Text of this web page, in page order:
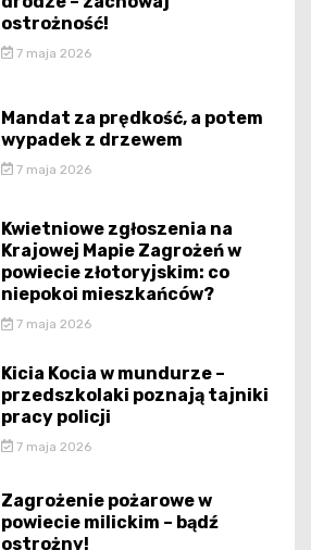
ostrożność!
7 maja 2026
Mandat za prędkość, a potem
wypadek z drzewem
7 maja 2026
Kwietniowe zgłoszenia na
Krajowej Mapie Zagrożeń w
powiecie złotoryjskim: co
niepokoi mieszkańców?
7 maja 2026
Kicia Kocia w mundurze –
przedszkolaki poznają tajniki
pracy policji
7 maja 2026
Zagrożenie pożarowe w
powiecie milickim – bądź
ostrożny!